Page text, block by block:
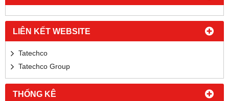
LIÊN KẾT WEBSITE
Tatechco
Tatechco Group
THỐNG KÊ